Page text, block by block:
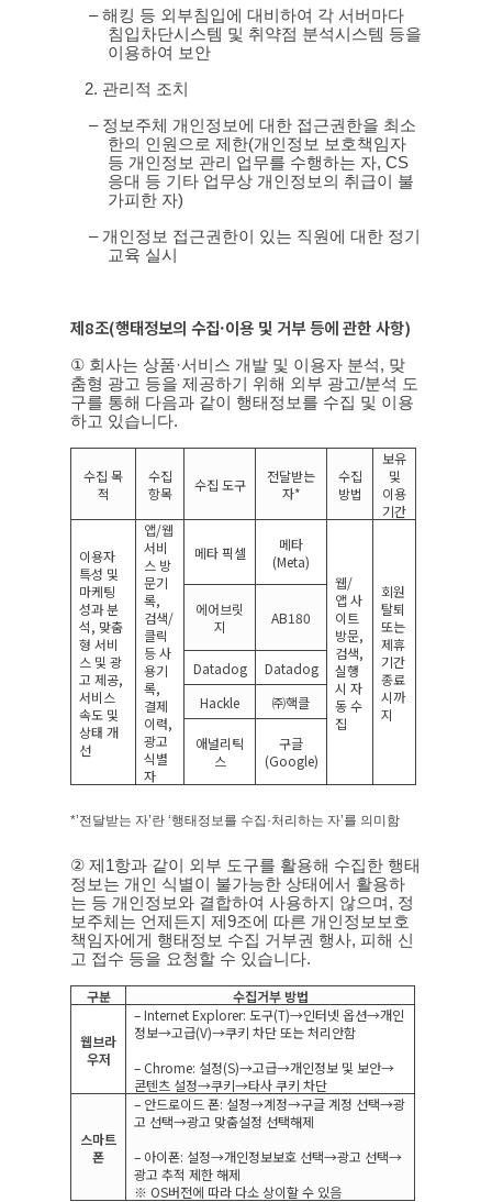
–해킹 등 외부침입에 대비하여 각 서버마다
침입차단시스템 및 취약점 분석시스템 등을
이용하여 보안
2. 관리적 조치
– 정보주체 개인정보에 대한 접근권한을 최소
한의 인원으로 제한(개인정보 보호책임자
등 개인정보 관리 업무를 수행하는 자, CS
응대 등 기타 업무상 개인정보의 취급이 불
가피한 자)
– 개인정보 접근권한이 있는 직원에 대한 정기
교육 실시
제8조(행태정보의 수집·이용 및 거부 등에 관한 사항)
① 회사는 상품·서비스 개발 및 이용자 분석, 맞
춤형 광고 등을 제공하기 위해 외부 광고/분석 도
구를 통해 다음과 같이 행태정보를 수집 및 이용
하고 있습니다.
수집 목
적
수집
항목
수집 도구
전달받는
자*
수집
방법
보유
및
이용
기간
이용자
특성 및
마케팅
성과 분
석, 맞춤
형 서비
스 및 광
고 제공,
서비스
속도 및
상태 개
선
앱/웹
서비
스 방
문기
록,
검색/
클릭
등 사
용기
록,
결제
이력,
광고
식별
자
메타 픽셀
메타
(Meta)
웹/
앱 사
이트
방문,
검색,
실행
시 자
동 수
집
회원
탈퇴
또는
제휴
기간
종료
시까
지
에어브릿
지
AB180
Datadog
Datadog
Hackle
㈜핵클
애널리틱
스
구글
(Google)
*’전달받는 자’란‘행태정보를 수집 ·처리하는 자’를 의미함
②제 1항과 같이 외부 도구를 활용해 수집한 행태
정보는 개인 식별이 불가능한 상태에서 활용하
는 등 개인정보와 결합하여 사용하지 않으며 , 정
보주체는 언제든지 제9조에 따른 개인정보보호
책임자에게 행태정보 수집 거부권 행사, 피해 신
고 접수 등을 요청할 수 있습니다.
구분 수집거부 방법
웹브라
우저
– Internet Explorer:도구(T)→인터넷 옵션→개인
정보→고급(V)→쿠키 차단 또는 처리안함
– Chrome: 설정(S)→고급→개인정보 및 보안→
콘텐츠 설정→쿠키→타사 쿠키 차단
스마트
폰
– 안드로이드 폰: 설정→계정→구글 계정 선택→광
고 선택→광고 맞춤설정 선택해제
– 아이폰: 설정→개인정보보호 선택→광고 선택→
광고 추적 제한 해제
※ OS버전에 따라 다소 상이할 수 있음